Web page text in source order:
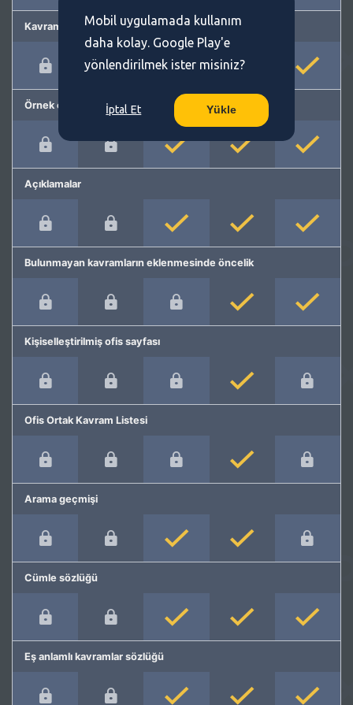
Kavram önerme
Örnek cümleler
Açıklamalar
Bulunmayan kavramların eklenmesinde öncelik
Kişiselleştirilmiş ofis sayfası
Ofis Ortak Kavram Listesi
Arama geçmişi
Cümle sözlüğü
Eş anlamlı kavramlar sözlüğü
Mobil uygulamada kullanım
daha kolay. Google Play'e
yönlendirilmek ister misiniz?
İptal Et Yükle